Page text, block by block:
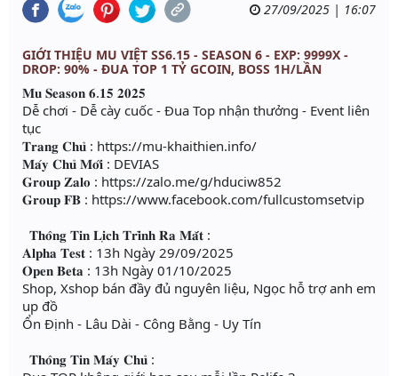
27/09/2025 | 16:07
GIỚI THIỆU MU VIỆT SS6.15 - SEASON 6 - EXP: 9999X -
DROP: 90% - ĐUA TOP 1 TỶ GCOIN, BOSS 1H/LẦN
𝐌𝐮 𝐒𝐞𝐚𝐬𝐨𝐧 𝟔.𝟏𝟓 𝟐𝟎𝟐𝟓
Dễ chơi - Dễ cày cuốc - Đua Top nhận thưởng - Event liên
tục
𝐓𝐫𝐚𝐧𝐠 𝐂𝐡𝐮̉ : https://mu-khaithien.info/
𝐌𝐚́𝐲 𝐂𝐡𝐮̉ 𝐌𝐨̛́𝐢 : DEVIAS
𝐆𝐫𝐨𝐮𝐩 𝐙𝐚𝐥𝐨 : https://zalo.me/g/hduciw852
𝐆𝐫𝐨𝐮𝐩 𝐅𝐁 : https://www.facebook.com/fullcustomsetvip
𝐓𝐡𝐨̂𝐧𝐠 𝐓𝐢𝐧 𝐋𝐢̣𝐜𝐡 𝐓𝐫𝐢̀𝐧𝐡 𝐑𝐚 𝐌𝐚̆́𝐭 :
𝐀𝐥𝐩𝐡𝐚 𝐓𝐞𝐬𝐭 : 13h Ngày 29/09/2025
𝐎𝐩𝐞𝐧 𝐁𝐞𝐭𝐚 : 13h Ngày 01/10/2025
Shop, Xshop bán đầy đủ nguyên liệu, Ngọc hỗ trợ anh em
up đồ
Ổn Định - Lâu Dài - Công Bằng - Uy Tín
𝐓𝐡𝐨̂𝐧𝐠 𝐓𝐢𝐧 𝐌𝐚́𝐲 𝐂𝐡𝐮̉ :